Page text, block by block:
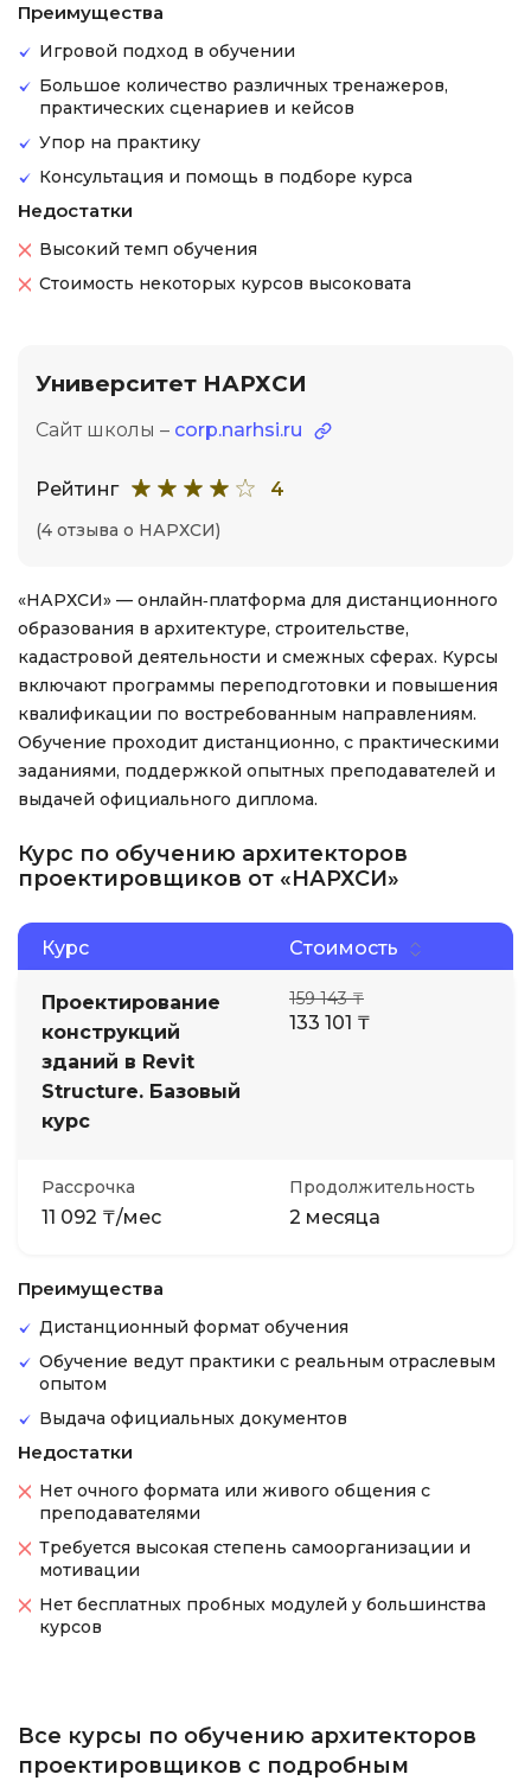
Преимущества
Игровой подход в обучении
Большое количество различных тренажеров,
практических сценариев и кейсов
Упор на практику
Консультация и помощь в подборе курса
Недостатки
Высокий темп обучения
Стоимость некоторых курсов высоковата
Университет НАРХСИ
Сайт школы – corp.narhsi.ru
Рейтинг 4
(4 отзыва о НАРХСИ)
«НАРХСИ» — онлайн‑платформа для дистанционного
образования в архитектуре, строительстве,
кадастровой деятельности и смежных сферах. Курсы
включают программы переподготовки и повышения
квалификации по востребованным направлениям.
Обучение проходит дистанционно, с практическими
заданиями, поддержкой опытных преподавателей и
выдачей официального диплома.
Курс по обучению архитекторов
проектировщиков от «НАРХСИ»
Курс Стоимость
Проектирование
конструкций
зданий в Revit
Structure. Базовый
курс
159 143 ₸
133 101 ₸
Рассрочка
11 092 ₸/мес
Продолжительность
2 месяца
Преимущества
Дистанционный формат обучения
Обучение ведут практики с реальным отраслевым
опытом
Выдача официальных документов
Недостатки
Нет очного формата или живого общения с
преподавателями
Требуется высокая степень самоорганизации и
мотивации
Нет бесплатных пробных модулей у большинства
курсов
Все курсы по обучению архитекторов
проектировщиков с подробным